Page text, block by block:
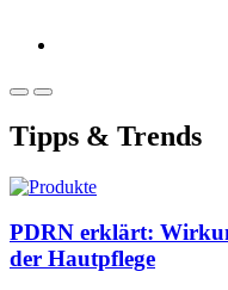
Tipps & Trends
PDRN erklärt:
der Hautpflege